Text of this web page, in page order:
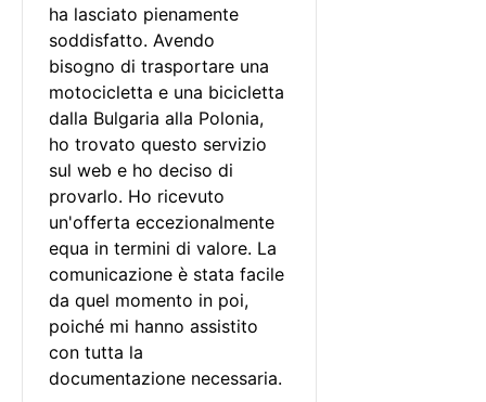
ha lasciato pienamente
soddisfatto. Avendo
bisogno di trasportare una
motocicletta e una bicicletta
dalla Bulgaria alla Polonia,
ho trovato questo servizio
sul web e ho deciso di
provarlo. Ho ricevuto
un'offerta eccezionalmente
equa in termini di valore. La
comunicazione è stata facile
da quel momento in poi,
poiché mi hanno assistito
con tutta la
documentazione necessaria.